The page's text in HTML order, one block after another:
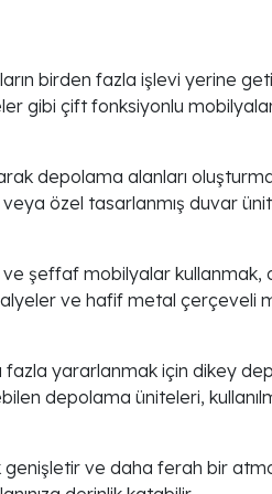
birden fazla işlevi yerine
gibi çift fonksiyonlu
depolama alanları
özel tasarlanmış duvar
şeffaf mobilyalar kullanmak,
ve hafif metal çerçeveli
yararlanmak için dikey
depolama üniteleri,
ve daha ferah bir